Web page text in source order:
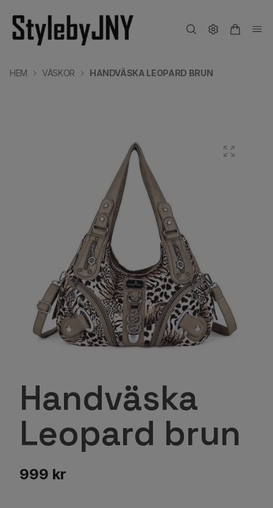
HEM VÄSKOR HANDVÄSKA LEOPARD BRUN
Handväska
Leopard brun
999 kr